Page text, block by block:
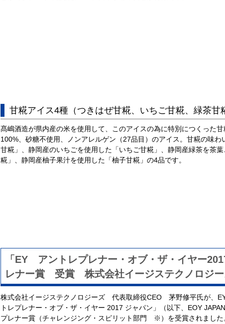
甘糀アイス4種（つきはぜ甘糀、いちご甘糀、緑茶
髙嶋酒造が県内産の米を使用して、このアイスの為に特別につくった
100%、砂糖不使用、ノンアレルゲン（27品目）のアイス。甘糀の味わ
甘糀」、静岡産のいちごを使用した「いちご甘糀」、静岡産緑茶を茶
糀」、静岡産柚子果汁を使用した「柚子甘糀」の4品です。
「EY アントレプレナー・オブ・ザ・イヤー
レナー賞 受賞 株式会社イージステクノロジ
株式会社イージステクノロジーズ 代表取締役CEO 茅野修平氏が、
トレプレナー・オブ・ザ・イヤー 2017 ジャパン」（以下、EOY
プレナー賞（チャレンジング・スピリット部門 ※）を受賞されました